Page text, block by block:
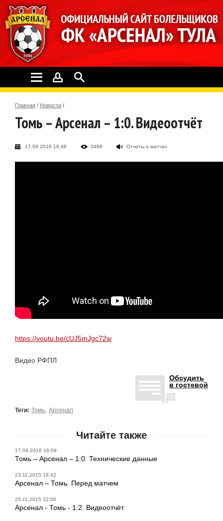
Главная / Новости /
Томь – Арсенал – 1:0. Видеоотчёт
17.09.2016 16:48 3468 Отчеты о матчах
https://youtu.be/cUJ5mJgc72w
Видео РФПЛ
Обсудить
в гостевой
Теги: Томь Арсенал
Читайте также
17.09.2016 16:09
Томь – Арсенал – 1:0. Технические данные
23.11.2015 18:42
Арсенал – Томь. Перед матчем
25.11.2015 22:06
Арсенал - Томь - 1:2. Видеоотчёт